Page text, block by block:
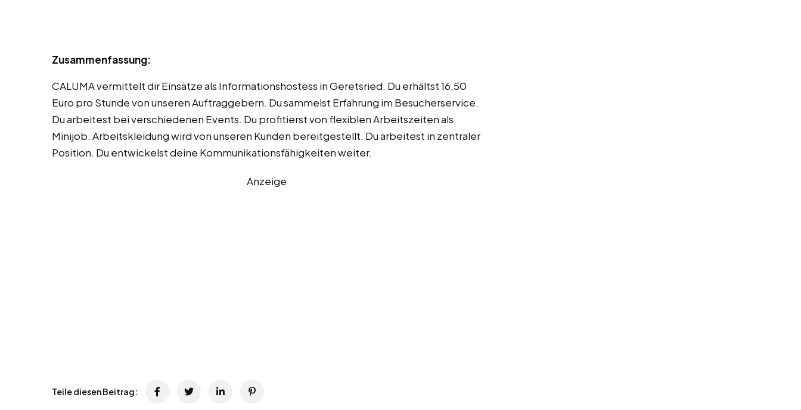
Zusammenfassung:
CALUMA vermittelt dir Einsätze als Informationshostess in Geretsried. Du erhältst 16,50
Euro pro Stunde von unseren Auftraggebern. Du sammelst Erfahrung im Besucherservice.
Du arbeitest bei verschiedenen Events. Du profitierst von flexiblen Arbeitszeiten als
Minijob. Arbeitskleidung wird von unseren Kunden bereitgestellt. Du arbeitest in zentraler
Position. Du entwickelst deine Kommunikationsfähigkeiten weiter.
Anzeige
Teile diesen Beitrag: